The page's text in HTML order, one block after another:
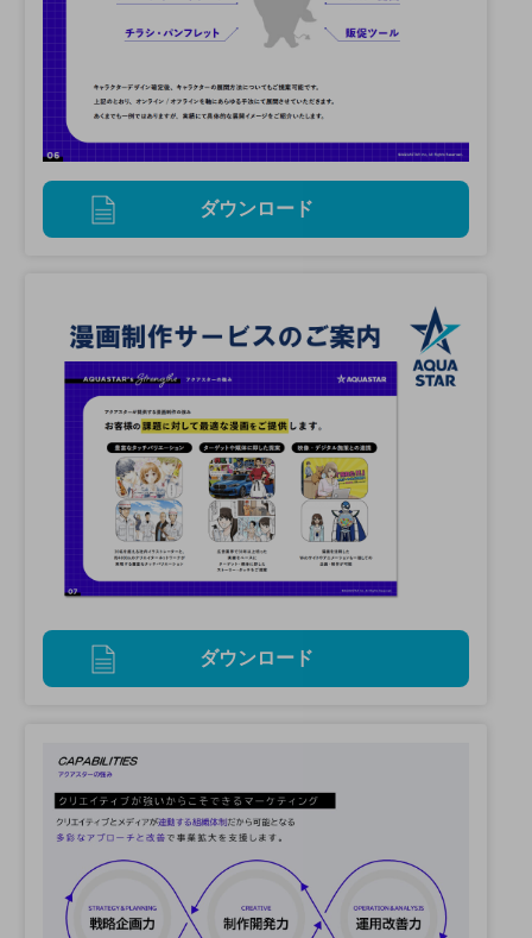
ダウンロード
ダウンロード